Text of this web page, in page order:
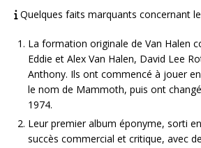
Quelques faits marquants concernant
La formation originale de Van Halen
Eddie et Alex Van Halen, David Lee
Anthony. Ils ont commencé à jouer
le nom de Mammoth, puis ont
1974.
Leur premier album éponyme, sorti
succès commercial et critique, avec